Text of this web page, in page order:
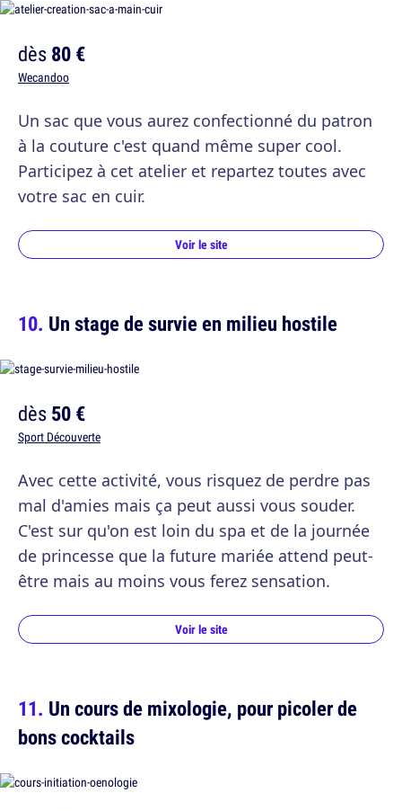
dès80 €
Wecandoo
Un sac que vous aurez confectionné du patron
à la couture c'est quand même super cool.
Participez à cet atelier et repartez toutes avec
votre sac en cuir.
Voir le site
Un stage de survie en milieu hostile
dès50 €
Sport Découverte
Avec cette activité, vous risquez de perdre pas
mal d'amies mais ça peut aussi vous souder.
C'est sur qu'on est loin du spa et de la journée
de princesse que la future mariée attend peut-
être mais au moins vous ferez sensation.
Voir le site
Un cours de mixologie, pour picoler de
bons cocktails